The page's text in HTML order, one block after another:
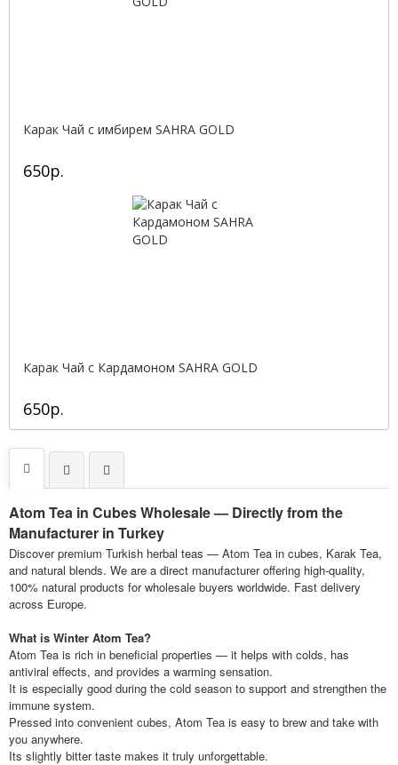
Карак Чай с имбирем SAHRA GOLD
650р.
Карак Чай с Кардамоном SAHRA GOLD
650р.
Atom Tea in Cubes Wholesale — Directly from the
Manufacturer in Turkey
Discover premium Turkish herbal teas — Atom Tea in cubes, Karak Tea,
and natural blends. We are a direct manufacturer offering high-quality,
100% natural products for wholesale buyers worldwide. Fast delivery
across Europe.
What is Winter Atom Tea?
Atom Tea is rich in beneficial properties — it helps with colds, has
antiviral effects, and provides a warming sensation.
It is especially good during the cold season to support and strengthen the
immune system.
Pressed into convenient cubes, Atom Tea is easy to brew and take with
you anywhere.
Its slightly bitter taste makes it truly unforgettable.